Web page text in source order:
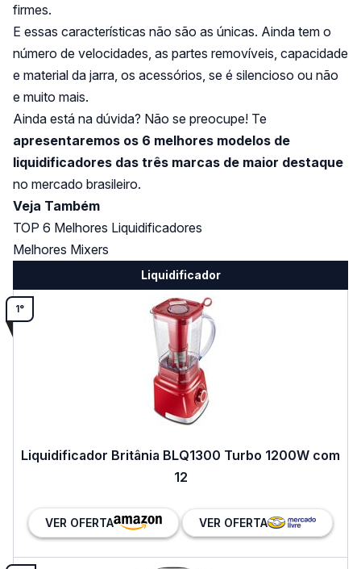
firmes.
E essas características não são as únicas. Ainda tem o
número de velocidades, as partes removíveis, capacidade
e material da jarra, os acessórios, se é silencioso ou não
e muito mais.
Ainda está na dúvida? Não se preocupe! Te
apresentaremos os 6 melhores modelos de
liquidificadores das três marcas de maior destaque
no mercado brasileiro.
Veja Também
TOP 6 Melhores Liquidificadores
Melhores Mixers
Liquidificador
1°
Liquidificador Britânia BLQ1300 Turbo 1200W com
12
VER OFERTA VER OFERTA